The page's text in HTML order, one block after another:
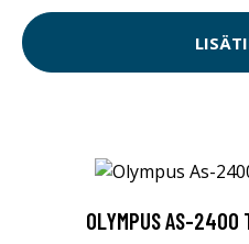
OLYMPUS AS-2400